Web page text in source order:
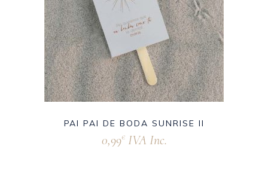
PAI PAI DE BODA SUNRISE II
0,99€ IVA Inc.